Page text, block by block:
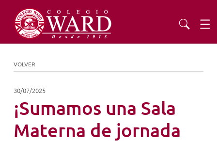
VOLVER
30/07/2025
¡Sumamos una Sala
Materna de jornada